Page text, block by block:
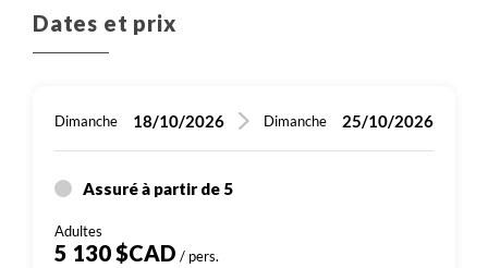
Dates et prix
Dimanche 18/10/2026 Dimanche 25/10/2026
Assuré à partir de 5
5 130 $CAD / pers.